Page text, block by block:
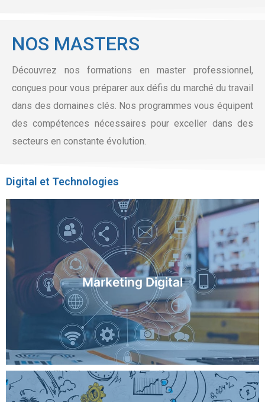
NOS MASTERS
Découvrez nos formations en master professionnel,
conçues pour vous préparer aux défis du marché du travail
dans des domaines clés. Nos programmes vous équipent
des compétences nécessaires pour exceller dans des
secteurs en constante évolution.
Digital et Technologies
Marketing Digital